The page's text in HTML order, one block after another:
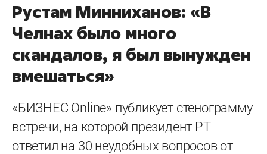
Рустам Минниханов: «В
Челнах было много
скандалов, я был вынужден
вмешаться»
«БИЗНЕС Online» публикует стенограмму
встречи, на которой президент РТ
ответил на 30 неудобных вопросов от